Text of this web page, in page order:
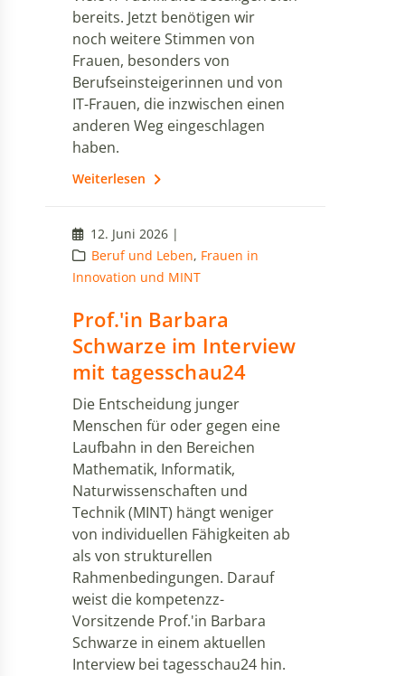
bereits. Jetzt benötigen wir
noch weitere Stimmen von
Frauen, besonders von
Berufseinsteigerinnen und von
IT-Frauen, die inzwischen einen
anderen Weg eingeschlagen
haben.
Weiterlesen
12. Juni 2026 |
Beruf und Leben, Frauen in
Innovation und MINT
Prof.'in Barbara
Schwarze im Interview
mit tagesschau24
Die Entscheidung junger
Menschen für oder gegen eine
Laufbahn in den Bereichen
Mathematik, Informatik,
Naturwissenschaften und
Technik (MINT) hängt weniger
von individuellen Fähigkeiten ab
als von strukturellen
Rahmenbedingungen. Darauf
weist die kompetenzz-
Vorsitzende Prof.'in Barbara
Schwarze in einem aktuellen
Interview bei tagesschau24 hin.